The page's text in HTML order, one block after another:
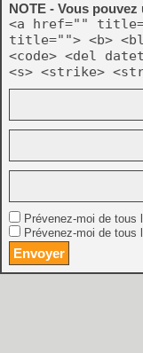
NOTE - Vous
<a href=""
title=""> <b>
<code> <del
<s> <strike>
Prévenez-moi de tous
Prévenez-moi de tous